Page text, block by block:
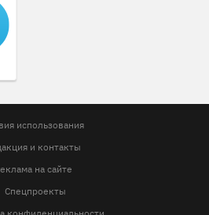
использования
и контакты
на сайте
Спецпроекты